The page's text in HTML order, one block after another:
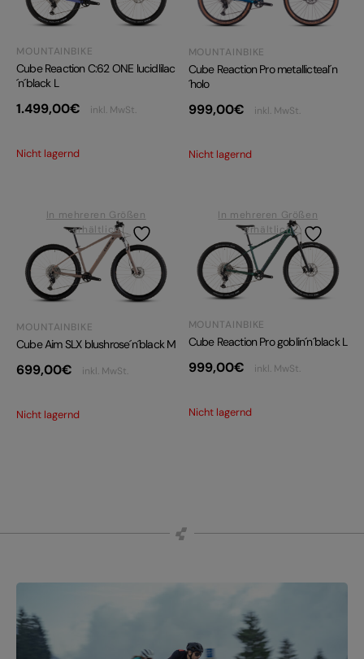
MOUNTAINBIKE
Cube Reaction C:62 ONE lucidlilac
´n´black L
1.499,00€ inkl. MwSt.
Nicht lagernd
MOUNTAINBIKE
Cube Reaction Pro metallicteal´n
´holo
999,00€ inkl. MwSt.
Nicht lagernd
In mehreren Größen
erhältlich
MOUNTAINBIKE
Cube Aim SLX blushrose´n´black M
699,00€ inkl. MwSt.
Nicht lagernd
In mehreren Größen
erhältlich
MOUNTAINBIKE
Cube Reaction Pro goblin´n´black L
999,00€ inkl. MwSt.
Nicht lagernd